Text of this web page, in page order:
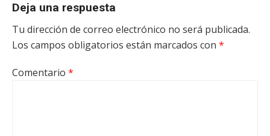
Deja una respuesta
Tu dirección de correo electrónico no será publicada.
Los campos obligatorios están marcados con *
Comentario *